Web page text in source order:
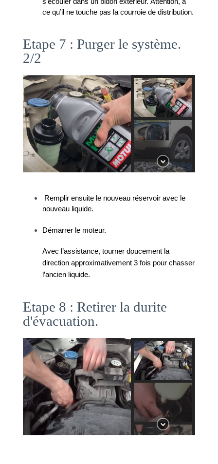
s’écouler dans un bidon extérieur. Attention, à
ce qu’il ne touche pas la courroie de distribution.
Etape 7 : Purger le système.
2/2
Remplir ensuite le nouveau réservoir avec le
nouveau liquide.
Démarrer le moteur.
Avec l’assistance, tourner doucement la
direction approximativement 3 fois pour chasser
l’ancien liquide.
Etape 8 : Retirer la durite
d'évacuation.